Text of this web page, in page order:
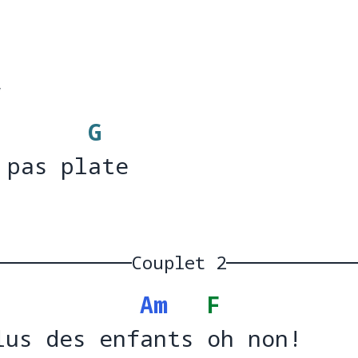
pl
G
a
plate
Couplet 2
des enf
Am
ants
F
oh
des enfants oh non!